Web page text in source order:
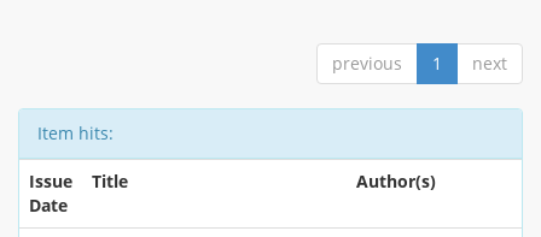
previous 1 next
Item hits:
Issue
Date
Title Author(s)